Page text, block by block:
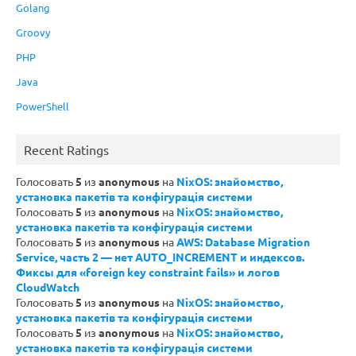
Golang
Groovy
PHP
Java
PowerShell
Recent Ratings
Голосовать5 из anonymous на NixOS: знайомство,
установка пакетів та конфігурація системи
Голосовать5 из anonymous на NixOS: знайомство,
установка пакетів та конфігурація системи
Голосовать5 из anonymous наAWS: Database Migration
Service, часть 2 — нет AUTO_INCREMENT и индексов.
Фиксы для «foreign key constraint fails» и логов
CloudWatch
Голосовать5 из anonymous на NixOS: знайомство,
установка пакетів та конфігурація системи
Голосовать5 из anonymous на NixOS: знайомство,
установка пакетів та конфігурація системи